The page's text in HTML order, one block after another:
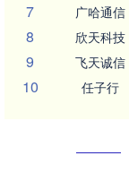
7 广哈通信
8 欣天科技
9 飞天诚信
10 任子行